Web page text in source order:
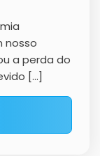
nosso
a perda do
[…]